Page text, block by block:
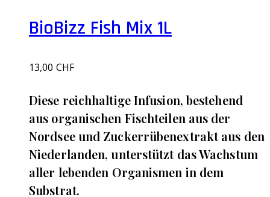
BioBizz Fish Mix 1L
13,00 CHF
Diese reichhaltige Infusion, bestehend
aus organischen Fischteilen aus der
Nordsee und Zuckerrübenextrakt aus den
Niederlanden, unterstützt das Wachstum
aller lebenden Organismen in dem
Substrat.